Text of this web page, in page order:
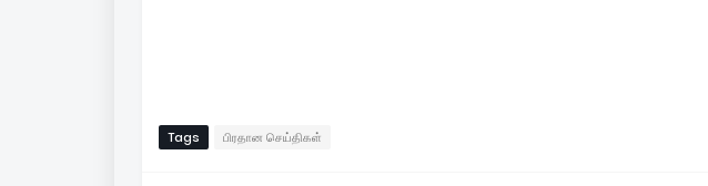
Tags பிரதான செய்திகள்